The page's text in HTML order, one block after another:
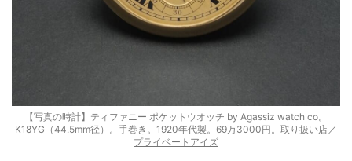
【写真の時計】ティファニー ポケットウオッチ by Agassiz watch co。
K18YG（44.5mm径）。手巻き。1920年代製。69万3000円。取り扱い店／
プライベートアイズ